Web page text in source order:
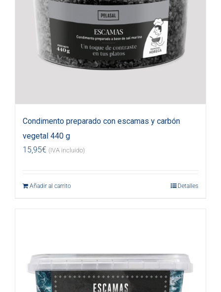
Condimento preparado con escamas y carbón
vegetal 440 g
15,95€ (IVA incluido)
Añadir al carrito Detalles